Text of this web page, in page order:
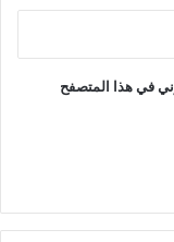
في هذا المتصفح